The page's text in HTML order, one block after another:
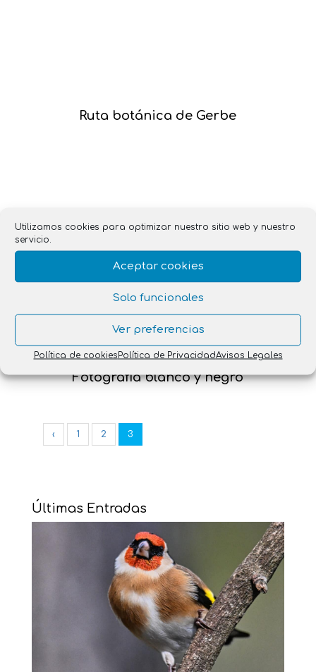
Utilizamos cookies para optimizar nuestro sitio web y nuestro
servicio.
Aceptar cookies
Solo funcionales
Ver preferencias
Política de cookies Política de PrivacidadAvisos Legales
Ruta botánica de Gerbe
Fotografia blanco y negro
‹ 1 2 3
Últimas Entradas